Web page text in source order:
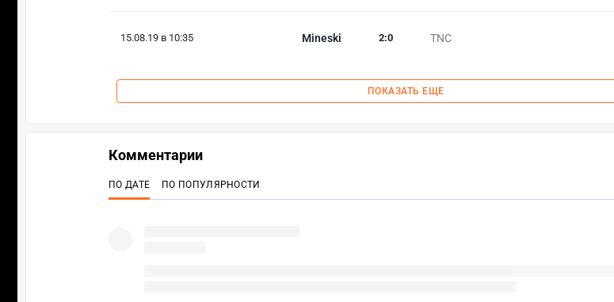
15.08.19 в 10:35 Mineski TNC
2:0
ПОКАЗАТЬ ЕЩЕ
Комментарии
ПО ДАТЕ ПО ПОПУЛЯРНОСТИ